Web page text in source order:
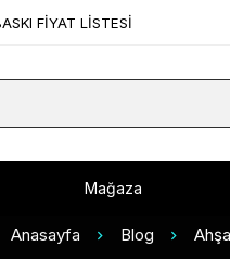
FİYAT LİSTESİ
Mağaza
Anasayfa Blog